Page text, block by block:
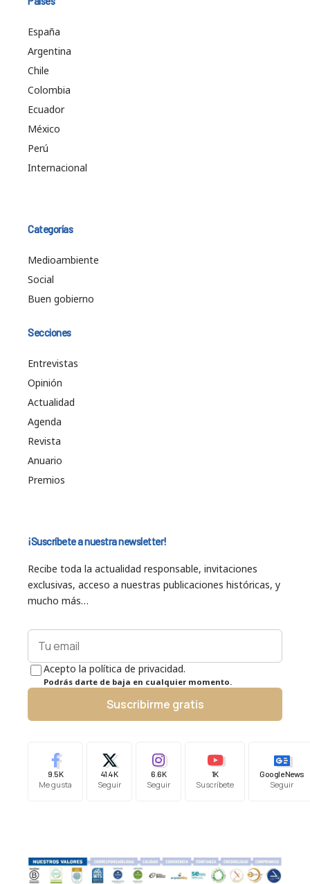
España
Argentina
Chile
Colombia
Ecuador
México
Perú
Internacional
Categorías
Medioambiente
Social
Buen gobierno
Secciones
Entrevistas
Opinión
Actualidad
Agenda
Revista
Anuario
Premios
¡Suscríbete a nuestra newsletter!
Recibe toda la actualidad responsable, invitaciones
exclusivas, acceso a nuestras publicaciones históricas, y
mucho más…
Acepto la política de privacidad.
Podrás darte de baja en cualquier momento.
Suscribirme gratis
9.5K
Me gusta
41.4K
Seguir
6.6K
Seguir
1K
Suscríbete
Google News
Seguir